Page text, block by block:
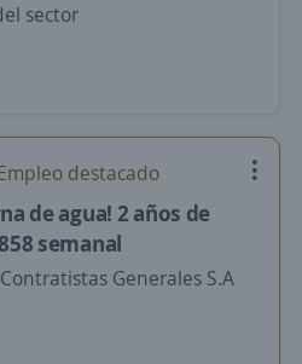
sector
destacado
de agua! 2 años de
semanal
Generales S.A